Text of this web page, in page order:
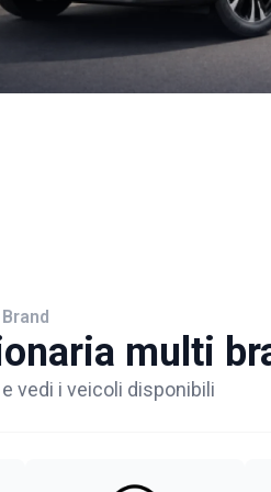
Brand
multi
vedi i veicoli disponibili